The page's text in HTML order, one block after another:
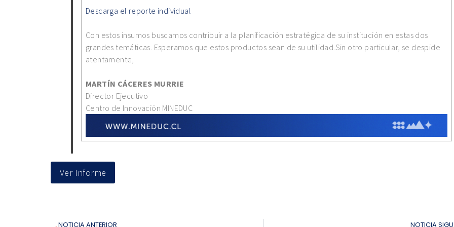
Descarga el reporte individual
Con estos insumos buscamos contribuir a la planificación estratégica de su institución en estas dos
grandes temáticas. Esperamos que estos productos sean de su utilidad.Sin otro particular, se despide
atentamente,
MARTÍN CÁCERES MURRIE
Director Ejecutivo
Centro de Innovación MINEDUC
Ver Informe
NOTICIA ANTERIOR NOTICIA